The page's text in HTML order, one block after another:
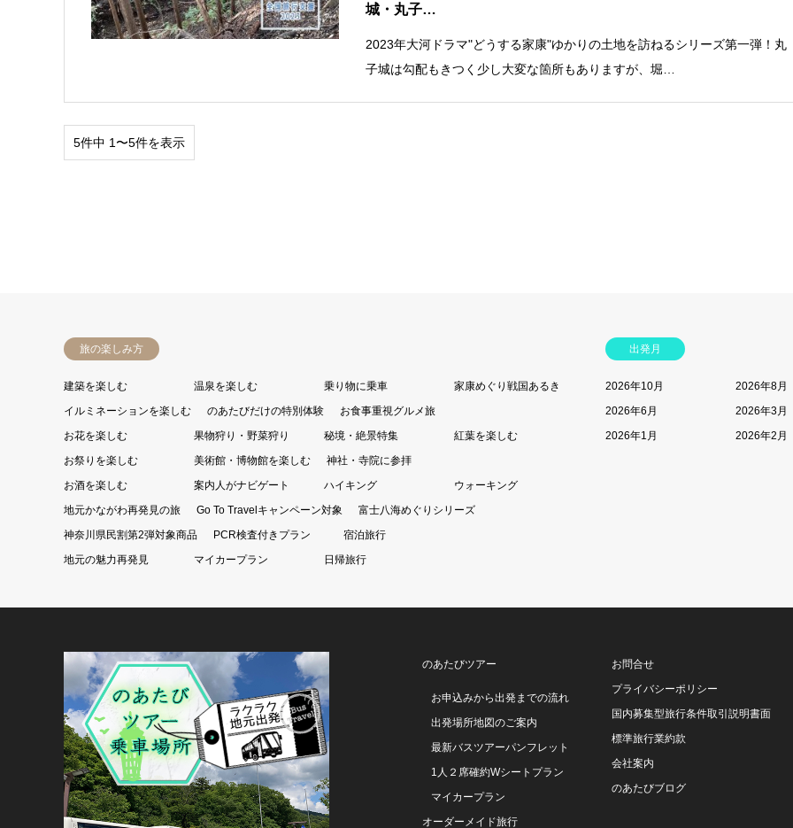
城・丸子…
2023年大河ドラマ"どうする家康"ゆかりの土地を訪ねるシリーズ第一弾！丸
子城は勾配もきつく少し大変な箇所もありますが、堀…
5件中 1〜5件を表示
旅の楽しみ方
建築を楽しむ 温泉を楽しむ 乗り物に乗車
家康めぐり戦国あるき
イルミネーションを楽しむ
のあたびだけの特別体験
お食事重視グルメ旅
お花を楽しむ
果物狩り・野菜狩り 秘境・絶景特集
紅葉を楽しむ
お祭りを楽しむ
美術館・博物館を楽しむ
神社・寺院に参拝
お酒を楽しむ
案内人がナビゲート ハイキング
ウォーキング
地元かながわ再発見の旅
Go To Travelキャンペーン対象
富士八海めぐりシリーズ
神奈川県民割第2弾対象商品
PCR検査付きプラン
宿泊旅行
地元の魅力再発見
マイカープラン 日帰旅行
出発月
2026年10月
2026年8月
2026年6月
2026年3月
2026年1月
2026年2月
のあたびツアー
お申込みから出発までの流れ
出発場所地図のご案内
最新バスツアーパンフレット
1人２席確約Wシートプラン
マイカープラン
オーダーメイド旅行
お問合せ
プライバシーポリシー
国内募集型旅行条件取引説明書面
標準旅行業約款
会社案内
のあたびブログ